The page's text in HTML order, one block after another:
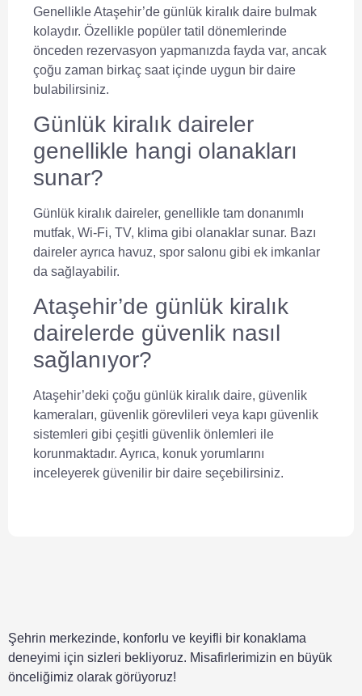
Genellikle Ataşehir’de günlük kiralık daire bulmak
kolaydır. Özellikle popüler tatil dönemlerinde
önceden rezervasyon yapmanızda fayda var, ancak
çoğu zaman birkaç saat içinde uygun bir daire
bulabilirsiniz.
Günlük kiralık daireler
genellikle hangi olanakları
sunar?
Günlük kiralık daireler, genellikle tam donanımlı
mutfak, Wi-Fi, TV, klima gibi olanaklar sunar. Bazı
daireler ayrıca havuz, spor salonu gibi ek imkanlar
da sağlayabilir.
Ataşehir’de günlük kiralık
dairelerde güvenlik nasıl
sağlanıyor?
Ataşehir’deki çoğu günlük kiralık daire, güvenlik
kameraları, güvenlik görevlileri veya kapı güvenlik
sistemleri gibi çeşitli güvenlik önlemleri ile
korunmaktadır. Ayrıca, konuk yorumlarını
inceleyerek güvenilir bir daire seçebilirsiniz.
Şehrin merkezinde, konforlu ve keyifli bir konaklama
deneyimi için sizleri bekliyoruz. Misafirlerimizin en büyük
önceliğimiz olarak görüyoruz!